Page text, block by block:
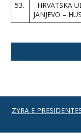
53.
HRVATSKA
JANJEVO –
ZYRA E